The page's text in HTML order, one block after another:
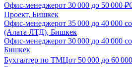
Офис-менеджерот 30 000 до 50 000 ₽
Проект, Бишкек
Офис-менеджерот 35 000 до 40 000
(Алата ЛТД), Бишкек
Офис-менеджерот 30 000 до 40 000
Бишкек
Бухгалтер по ТМЦот 50 000 до 60 000